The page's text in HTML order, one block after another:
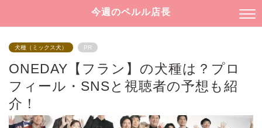
今週のペルル店長
犬種（ミックス犬） PR
ONEDAY【フラン】の犬種は？プロ
フィール・SNSと視聴者の予想も紹
介！